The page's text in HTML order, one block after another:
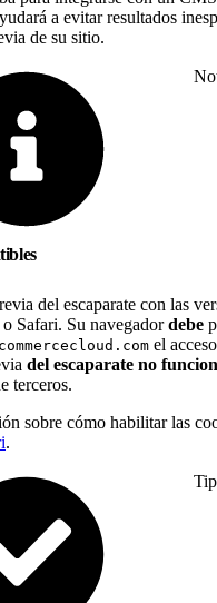
a evitar resultados
de su sitio.
del escaparate con las
Safari. Su navegadordebe
el
del escaparate no
terceros.
sobre cómo habilitar las
.
Tip